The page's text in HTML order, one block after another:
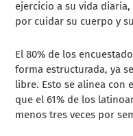
ejercicio a su vida
por cuidar su cuerpo y
El 80% de los
forma estructurada, ya
libre. Esto se alinea con
que el 61% de los
menos tres veces por